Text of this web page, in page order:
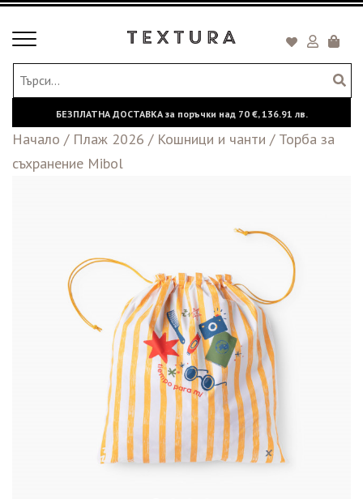
Toggle
БЕЗПЛАТНА ДОСТАВКА за поръчки над 70 €,136.91 лв.
Начало / Плаж 2026 / Кошници и чанти / Торба за
съхранение Mibol